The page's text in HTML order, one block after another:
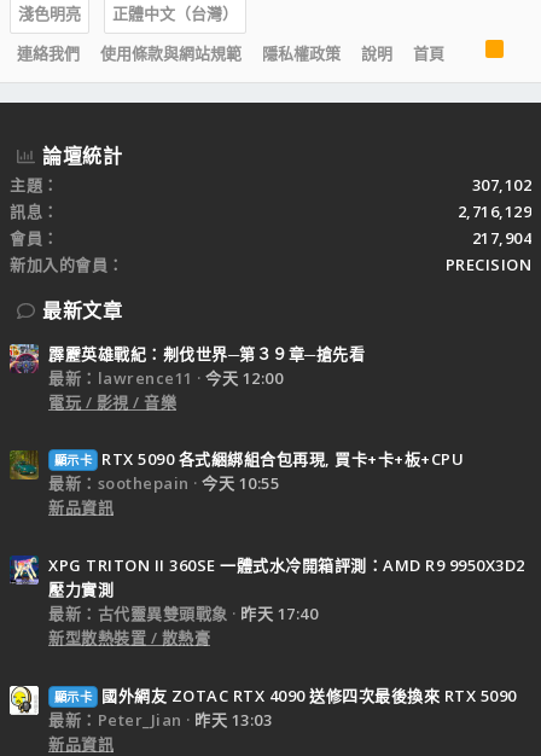
淺色明亮
正體中文（台灣）
連絡我們
使用條款與網站規範 隱私權政策 說明 首頁
S
論壇統計
主題
307,102
訊息
2,716,129
會員
217,904
新加入的會員
PRECISION
最新文章
霹靂英雄戰紀：刜伐世界─第３９章─搶先看
最新：lawrence11
今天 12:00
電玩 / 影視 / 音樂
顯示卡
RTX 5090 各式綑綁組合包再現, 買卡+卡+板+CPU
最新：soothepain
今天 10:55
新品資訊
XPG TRITON II 360SE 一體式水冷開箱評測：AMD R9 9950X3D2
壓力實測
最新：古代靈異雙頭戰象
昨天 17:40
新型散熱裝置 / 散熱膏
顯示卡
國外網友 ZOTAC RTX 4090 送修四次最後換來 RTX 5090
最新：Peter_Jian
昨天 13:03
新品資訊